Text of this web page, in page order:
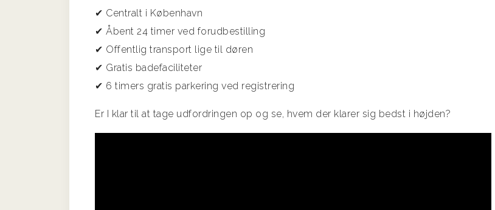
✔ Centralt i København
✔ Åbent 24 timer ved forudbestilling
✔ Offentlig transport lige til døren
✔ Gratis badefaciliteter
✔ 6 timers gratis parkering ved registrering
Er I klar til at tage udfordringen op og se, hvem der klarer sig bedst i højden?